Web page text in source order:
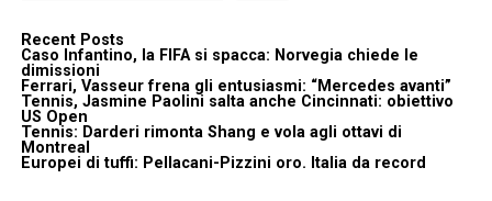
Recent Posts
Caso Infantino, la FIFA si spacca: Norvegia chiede le
dimissioni
Ferrari, Vasseur frena gli entusiasmi: “Mercedes avanti”
Tennis, Jasmine Paolini salta anche Cincinnati: obiettivo
US Open
Tennis: Darderi rimonta Shang e vola agli ottavi di
Montreal
Europei di tuffi: Pellacani-Pizzini oro. Italia da record